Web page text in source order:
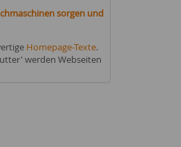
sorgen und
Homepage-Texte.
werden Webseiten